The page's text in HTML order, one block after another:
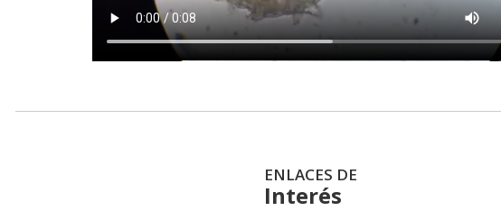
ENLACES DE
Interés